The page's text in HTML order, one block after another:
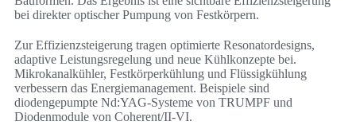
bei direkter optischer Pumpung von Festkörpern.
Zur Effizienzsteigerung tragen optimierte Resonatordesigns,
adaptive Leistungsregelung und neue Kühlkonzepte bei.
Mikrokanalkühler, Festkörperkühlung und Flüssigkühlung
verbessern das Energiemanagement. Beispiele sind
diodengepumpte Nd:YAG-Systeme von TRUMPF und
Diodenmodule von Coherent/II-VI.